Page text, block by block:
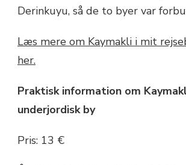
Derinkuyu, så de to byer var
Læs mere om Kaymakli i mit
her.
Praktisk information om
underjordisk by
Pris: 13 €